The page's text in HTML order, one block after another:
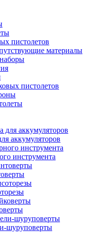
пистолетов
материалы
пистолетов
аккумуляторов
инструмента
шуруповерты